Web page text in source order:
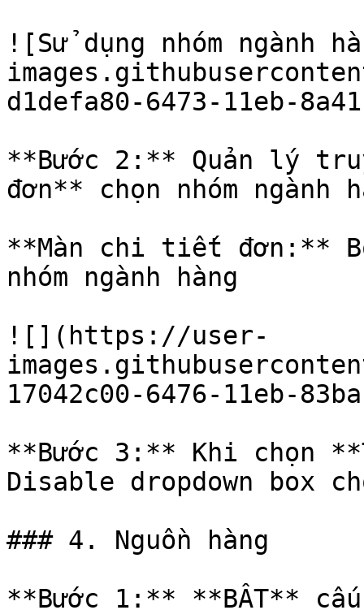
![Sử dụng nhóm ngành
d1defa80-6473-11eb-
**Bước 2:** Quản lý
đơn** chọn nhóm ngành
**Màn chi tiết đơn:**
nhóm ngành hàng
![](https://user-
17042c00-6476-11eb-
**Bước 3:** Khi chọn
Disable dropdown box
### 4. Nguồn hàng
**Bước 1:** **BẬT**